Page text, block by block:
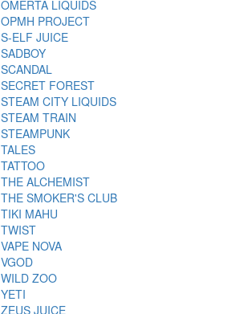
OMERTA LIQUIDS
OPMH PROJECT
S-ELF JUICE
SADBOY
SCANDAL
SECRET FOREST
STEAM CITY LIQUIDS
STEAM TRAIN
STEAMPUNK
TALES
TATTOO
THE ALCHEMIST
THE SMOKER'S CLUB
TIKI MAHU
TWIST
VAPE NOVA
VGOD
WILD ZOO
YETI
ZEUS JUICE